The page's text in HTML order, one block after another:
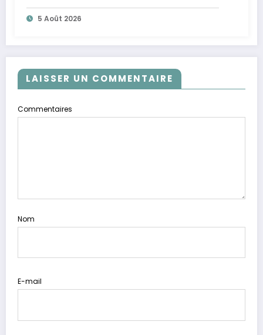
5 Août 2026
LAISSER UN COMMENTAIRE
Commentaires
Nom
E-mail